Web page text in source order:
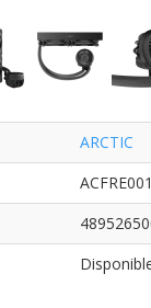
ARCTIC